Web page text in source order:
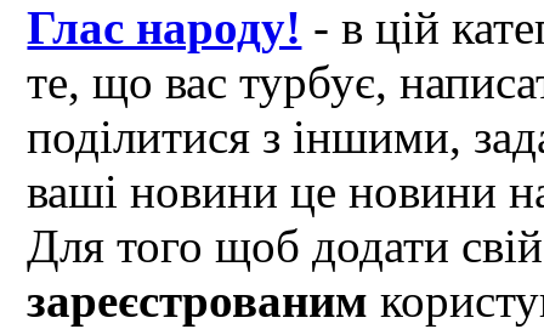
Глас народу! - в цій
те, що вас турбує,
поділитися з іншими,
ваші новини це новини
Для того щоб додати
зареєстрованим